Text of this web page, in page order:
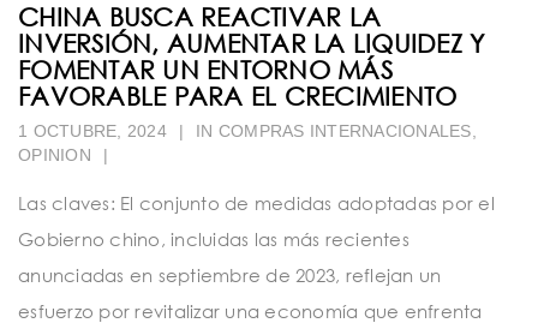
CHINA BUSCA REACTIVAR LA
INVERSIÓN, AUMENTAR LA LIQUIDEZ Y
FOMENTAR UN ENTORNO MÁS
FAVORABLE PARA EL CRECIMIENTO
1 OCTUBRE, 2024 | IN COMPRAS INTERNACIONALES
OPINION
|
Las claves: El conjunto de medidas adoptadas por el
Gobierno chino, incluidas las más recientes
anunciadas en septiembre de 2023, reflejan un
esfuerzo por revitalizar una economía que enfrenta